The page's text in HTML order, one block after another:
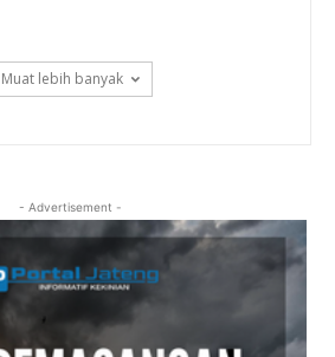
Muat lebih banyak
- Advertisement -